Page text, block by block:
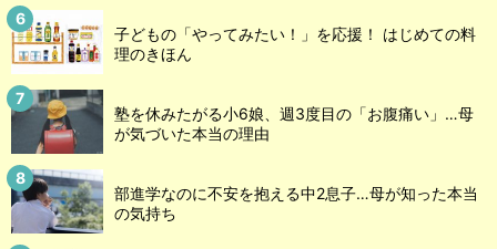
子どもの「やってみたい！」を応援！ はじめての料
理のきほん
塾を休みたがる小6娘、週3度目の「お腹痛い」…母
が気づいた本当の理由
部進学なのに不安を抱える中2息子…母が知った本当
の気持ち